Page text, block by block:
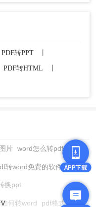
PDF转PPT
丨
PDF转HTML
丨
片 word怎么转pdf
转word免费的软件
换ppt
何转word pdf格式转换
∨